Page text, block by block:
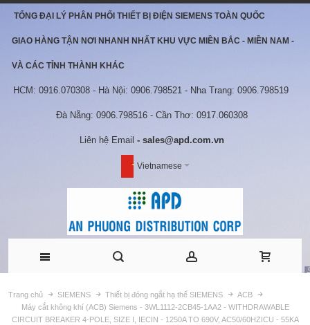
TỔNG ĐẠI LÝ PHÂN PHỐI THIẾT BỊ ĐIỆN SIEMENS TOÀN QUỐC
GIAO HÀNG TẬN NƠI NHANH NHẤT KHU VỰC MIỀN BẮC - MIỀN NAM -
VÀ CÁC TỈNH THÀNH KHÁC
HCM: 0916.070308 - Hà Nội: 0906.798521 - Nha Trang: 0906.798519
Đà Nẵng: 0906.798516 - Cần Thơ: 0917.060308
Liên hệ Email - sales@apd.com.vn
Vietnamese
Trang chủ SIEMENS Thiết bị đóng ngắt hạ thế SIEMENS
ACB
Máy cắt không khí (ACB) Siemens - 3WL1112-2CB45-1AA2 - WITHDRAWABLE
CIRCUIT BREAKER 4-POLE, SIZE I, IECIN - 1250A TO 690V, AC50/60HZICU - 55KA